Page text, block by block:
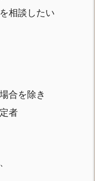
相談したい
合を除き
者